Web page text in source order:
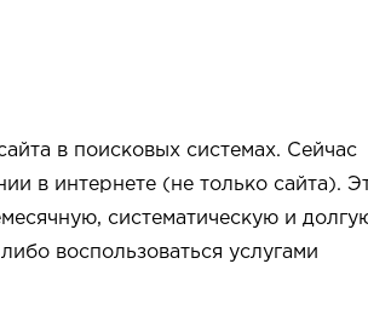
в поисковых системах. Сейчас
в интернете (не только сайта).
систематическую и
воспользоваться услугами